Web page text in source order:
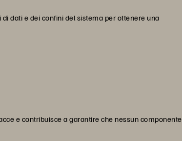
dati e dei confini del sistema per ottenere una
e contribuisce a garantire che nessun componente